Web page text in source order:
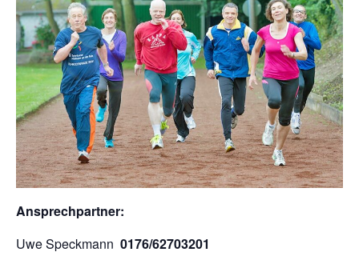
Ansprechpartner:
Uwe Speckmann 0176/62703201